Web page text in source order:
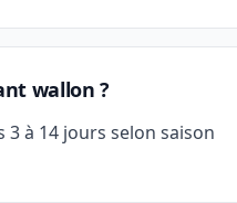
wallon ?
à 14 jours selon saison